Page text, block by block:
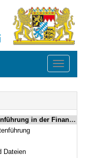
Toggle
– eAktFGV) Vom 29. Juli 2019 (GVBl. S. 548) BayRS 35-2-F (§§ 1–7)
Dateien